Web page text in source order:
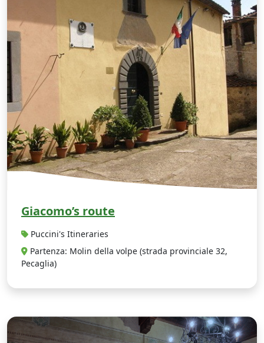
Giacomo’s route
Puccini's Itineraries
Partenza: Molin della volpe (strada provinciale 32,
Pecaglia)